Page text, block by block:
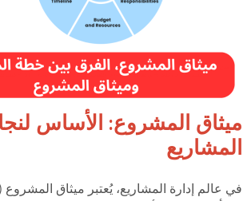
ميثاق المشروع: الأساس
المشاريع